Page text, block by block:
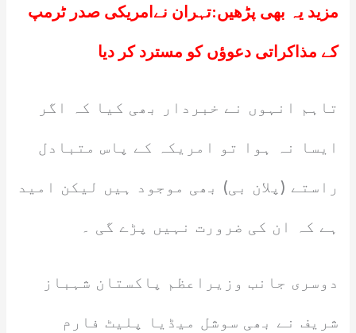
مزید یہ بھی پڑھیں:تہران نےامریکی صدر ٹرمپ
کے مذاکراتی دعوؤں کو مسترد کر دیا
تاہم انہوں نے خبردار بھی کیا کہ اگر
ایسا نہ ہوا تو امریکہ کے پاس متبادل
راستے (پلان بی) بھی موجود ہیں لیکن امید
ہے کہ ان کی ضرورت نہیں پڑے گی ۔
دوسری جانب وزیراعظم پاکستان شہباز
شریف نے بھی سوشل میڈیا پلیٹ فارم